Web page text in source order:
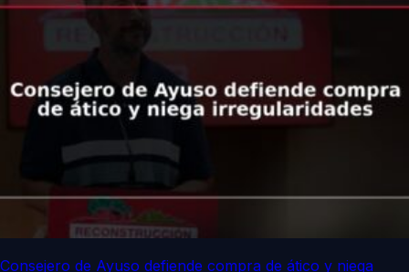
Consejero de Ayuso defiende compra de ático y niega